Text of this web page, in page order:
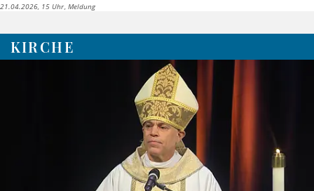
21.04.2026, 15 Uhr Meldung
KIRCHE